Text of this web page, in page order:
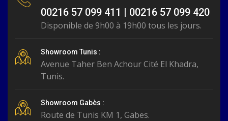
00216 57 099 411 | 00216 57 099 420
Disponible de 9h00 à 19h00 tous les jours.
Showroom Tunis :
Avenue Taher Ben Achour Cité El Khadra,
Tunis.
Showroom Gabès :
Route de Tunis KM 1, Gabes.